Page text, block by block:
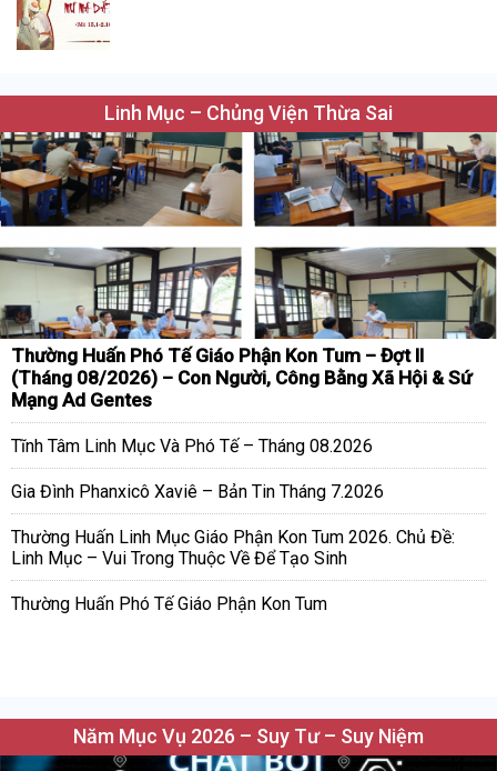
Linh Mục – Chủng Viện Thừa Sai
Thường Huấn Phó Tế Giáo Phận Kon Tum – Đợt II
(Tháng 08/2026) – Con Người, Công Bằng Xã Hội & Sứ
Mạng Ad Gentes
Tĩnh Tâm Linh Mục Và Phó Tế – Tháng 08.2026
Gia Đình Phanxicô Xaviê – Bản Tin Tháng 7.2026
Thường Huấn Linh Mục Giáo Phận Kon Tum 2026. Chủ Đề:
Linh Mục – Vui Trong Thuộc Về Để Tạo Sinh
Thường Huấn Phó Tế Giáo Phận Kon Tum
Năm Mục Vụ 2026 – Suy Tư – Suy Niệm